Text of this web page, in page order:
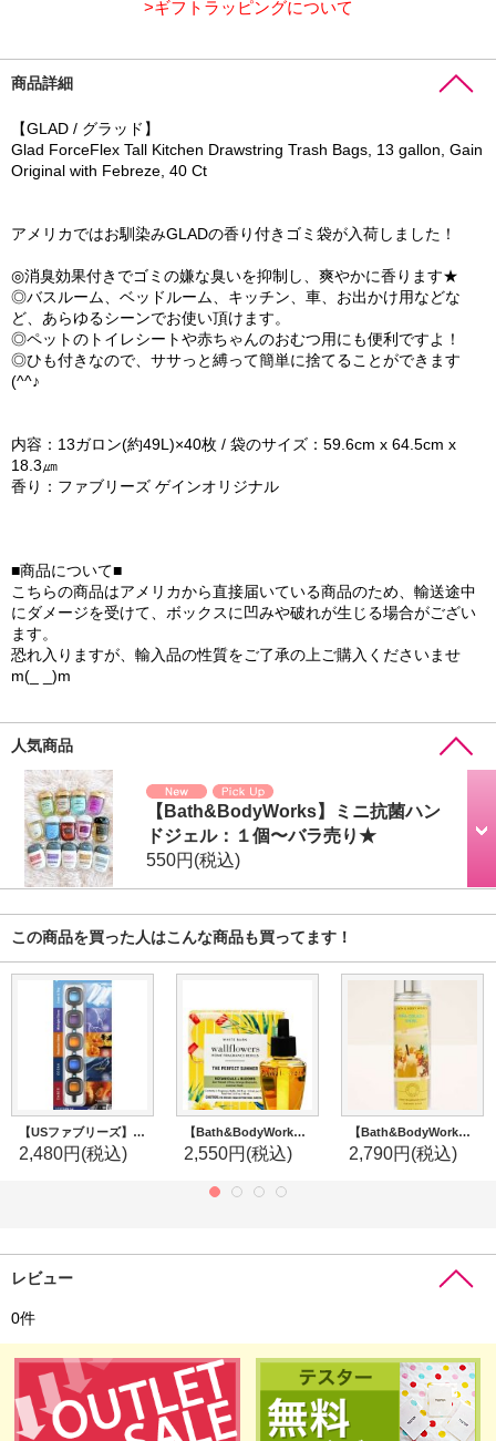
>ギフトラッピングについて
商品詳細
【GLAD / グラッド】
Glad ForceFlex Tall Kitchen Drawstring Trash Bags, 13 gallon, Gain
Original with Febreze, 40 Ct
アメリカではお馴染みGLADの香り付きゴミ袋が入荷しました！
◎消臭効果付きでゴミの嫌な臭いを抑制し、爽やかに香ります★
◎バスルーム、ベッドルーム、キッチン、車、お出かけ用などな
ど、あらゆるシーンでお使い頂けます。
◎ペットのトイレシートや赤ちゃんのおむつ用にも便利ですよ！
◎ひも付きなので、ササっと縛って簡単に捨てることができます
(^^♪
内容：13ガロン(約49L)×40枚 / 袋のサイズ：59.6cm x 64.5cm x
18.3㎛
香り：ファブリーズ ゲインオリジナル
■商品について■
こちらの商品はアメリカから直接届いている商品のため、輸送途中
にダメージを受けて、ボックスに凹みや破れが生じる場合がござい
ます。
恐れ入りますが、輸入品の性質をご了承の上ご購入くださいませ
m(_ _)m
人気商品
【Bath&BodyWorks】ミニ抗菌ハン
ドジェル：１個〜バラ売り★
550円(税込)
この商品を買った人はこんな商品も買ってます！
【USファブリーズ】車用芳香剤アソートセット(5個入り)
2,480円 (税込)
【Bath&BodyWorks】Wallflowers詰替リフィル(2個入り)：The Perfect Summer (ザパーフェクトサマー)
2,550円 (税込)
【Bath&BodyWorks】ファインフレグランスミスト：ピニャコラーダスワール
2,790円 (税込)
レビュー
0件